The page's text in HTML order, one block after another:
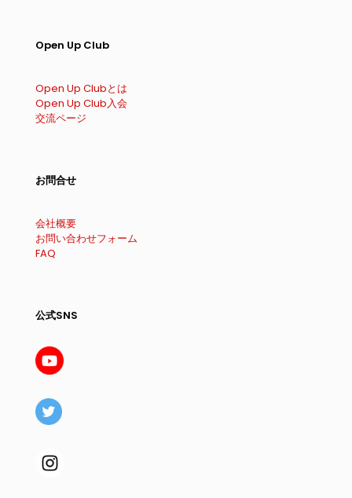
Open Up Club
Open Up Clubとは
Open Up Club入会
交流ページ
お問合せ
会社概要
お問い合わせフォーム
FAQ
公式SNS